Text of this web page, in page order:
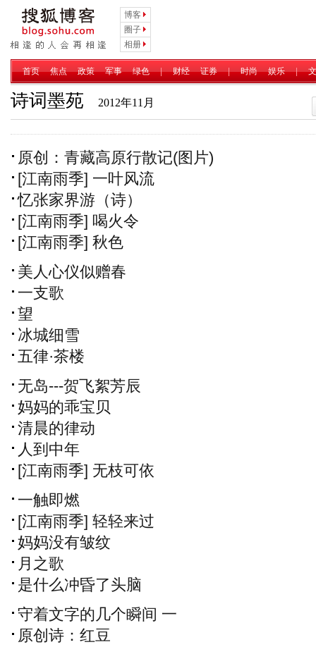
博客
圈子
相册
首页 焦点 政策 军事 绿色 | 财经 证券 | 时尚 娱乐 |
诗词墨苑 2012年11月
原创：青藏高原行散记(图片)
[江南雨季] 一叶风流
忆张家界游（诗）
[江南雨季] 喝火令
[江南雨季] 秋色
美人心仪似赠春
一支歌
望
冰城细雪
五律·茶楼
无岛---贺飞絮芳辰
妈妈的乖宝贝
清晨的律动
人到中年
[江南雨季] 无枝可依
一触即燃
[江南雨季] 轻轻来过
妈妈没有皱纹
月之歌
是什么冲昏了头脑
守着文字的几个瞬间 一
原创诗：红豆